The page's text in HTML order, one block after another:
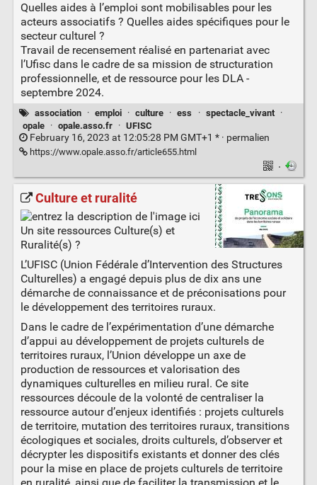
Quelles aides à l’emploi sont mobilisables pour les
acteurs associatifs ? Quelles aides spécifiques pour le
secteur culturel ?
Travail de recensement réalisé en partenariat avec
l’Ufisc dans le cadre de sa mission de structuration
professionnelle, et de ressource pour les DLA -
septembre 2024.
association · emploi · culture · ess · spectacle_vivant
·
opale
· opale.asso.fr · UFISC
February 16, 2023 at 12:05:28 PM GMT+1 * · permalien
https://www.opale.asso.fr/article655.html
·
Culture et ruralité
Un site ressources Culture(s) et
Ruralité(s) ?
L’UFISC (Union Fédérale d’Intervention des Structures
Culturelles) a engagé depuis plus de dix ans une
démarche de connaissance et de préconisations pour
le développement des territoires ruraux.
Dans le cadre de l’expérimentation d’une démarche
d’appui au développement de projets culturels de
territoires ruraux, l’Union développe un axe de
production de ressources et valorisation des
dynamiques culturelles en milieu rural. Ce site
ressources découle de la volonté de centraliser la
ressource autour d’enjeux identifiés : projets culturels
de territoire, mutation des territoires ruraux, transitions
écologiques et sociales, droits culturels, d’observer et
décrypter les dispositifs existants et donner des clés
pour la mise en place de projets culturels de territoire
en ruralité, ainsi que de faciliter la transmission et le